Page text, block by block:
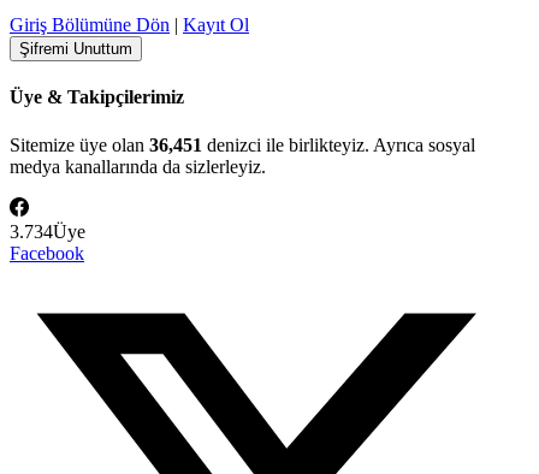
Giriş Bölümüne Dön | Kayıt Ol
Üye & Takipçilerimiz
Sitemize üye olan 36,451 denizci ile birlikteyiz. Ayrıca sosyal
medya kanallarında da sizlerleyiz.
3.734Üye
Facebook